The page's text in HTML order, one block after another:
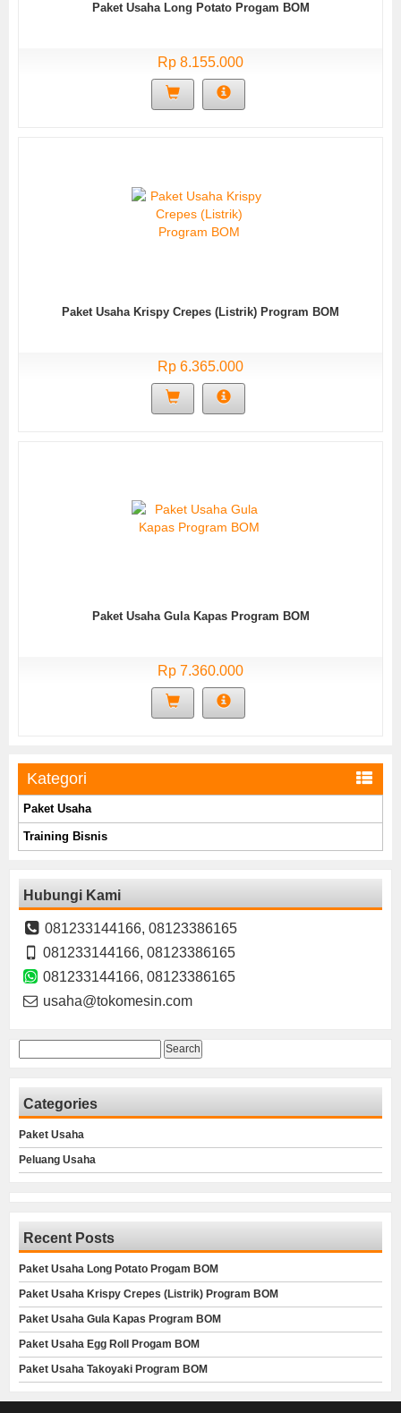
Paket Usaha Long Potato Progam BOM
Rp 8.155.000
Paket Usaha Krispy Crepes (Listrik) Program BOM
Rp 6.365.000
Paket Usaha Gula Kapas Program BOM
Rp 7.360.000
Kategori
Paket Usaha
Training Bisnis
Hubungi Kami
081233144166, 08123386165
081233144166, 08123386165
081233144166, 08123386165
usaha@tokomesin.com
for:
Categories
Paket Usaha
Peluang Usaha
Recent Posts
Paket Usaha Long Potato Progam BOM
Paket Usaha Krispy Crepes (Listrik) Program BOM
Paket Usaha Gula Kapas Program BOM
Paket Usaha Egg Roll Progam BOM
Paket Usaha Takoyaki Program BOM